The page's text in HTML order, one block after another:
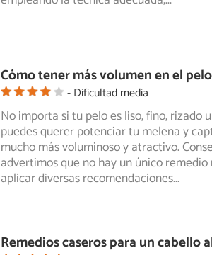
Cómo tener más volumen en el pelo
Dificultad media
No importa si tu pelo es liso, fino, rizado
puedes querer potenciar tu melena y
mucho más voluminoso y atractivo.
advertimos que no hay un único
aplicar diversas recomendaciones...
Remedios caseros para un cabello